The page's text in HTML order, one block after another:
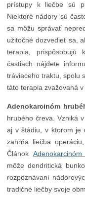
prístupy k liečbe sú
Niektoré nádory sú
sa môžu správať
užitočné dozvedieť sa,
terapia, prispôsobujú
častiach nájdete
tráviaceho traktu, spolu
táto terapia zvažovaná v
Adenokarcinóm
hrubého čreva. Vzniká
aj v štádiu, v ktorom je
zahŕňa liečba
Článok
môže dendritická
rozpoznávaní
tradičné liečby svoje